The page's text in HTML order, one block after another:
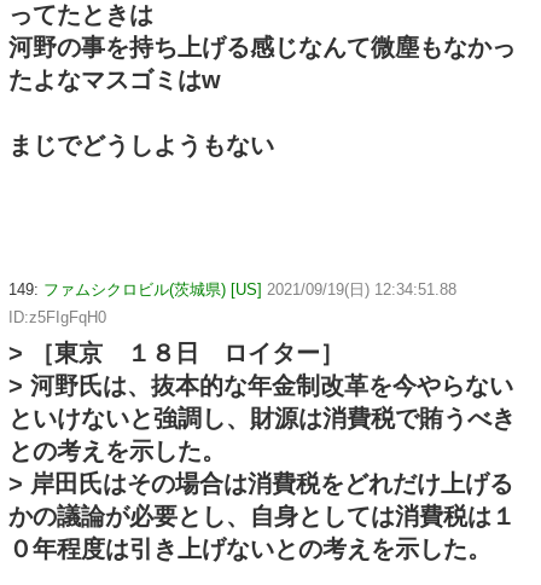
ってたときは
河野の事を持ち上げる感じなんて微塵もなかっ
たよなマスゴミはw
まじでどうしようもない
149: ファムシクロビル(茨城県) [US] 2021/09/19(日) 12:34:51.88
ID:z5FIgFqH0
> ［東京 １８日 ロイター］
> 河野氏は、抜本的な年金制改革を今やらない
といけないと強調し、財源は消費税で賄うべき
との考えを示した。
> 岸田氏はその場合は消費税をどれだけ上げる
かの議論が必要とし、自身としては消費税は１
０年程度は引き上げないとの考えを示した。